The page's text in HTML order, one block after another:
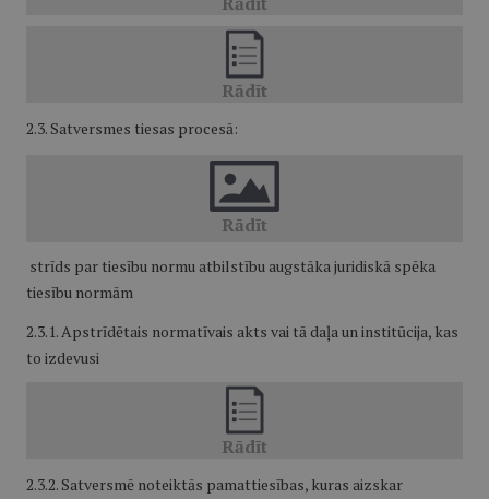
2.3. Satversmes tiesas procesā:
strīds par tiesību normu atbilstību augstāka juridiskā spēka
tiesību normām
2.3.1. Apstrīdētais normatīvais akts vai tā daļa un institūcija, kas
to izdevusi
2.3.2. Satversmē noteiktās pamattiesības, kuras aizskar